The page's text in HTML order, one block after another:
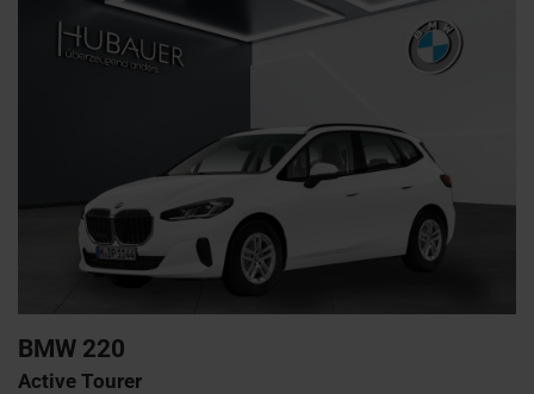
BMW 220
Active Tourer